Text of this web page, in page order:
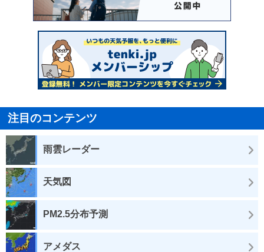
注目のコンテンツ
雨雲レーダー
天気図
PM2.5分布予測
アメダス